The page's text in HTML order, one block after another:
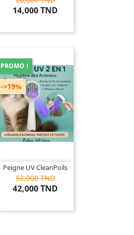
14,000 TND
Peigne UV CleanPoils
52,000 TND
42,000 TND
->19%
PROMO !